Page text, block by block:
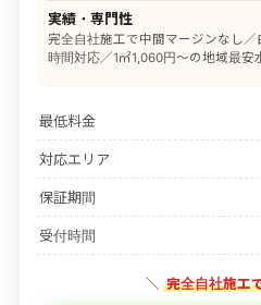
実績・専門性
完全自社施工で中間マージンなし
時間対応／1㎡1,060円〜の地域最安
最低料金
対応エリア
保証期間
受付時間
＼ 完全自社施工